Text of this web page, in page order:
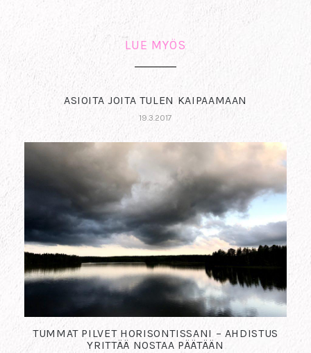
LUE MYÖS
ASIOITA JOITA TULEN KAIPAAMAAN
19.3.2017
TUMMAT PILVET HORISONTISSANI – AHDISTUS
YRITTÄÄ NOSTAA PÄÄTÄÄN